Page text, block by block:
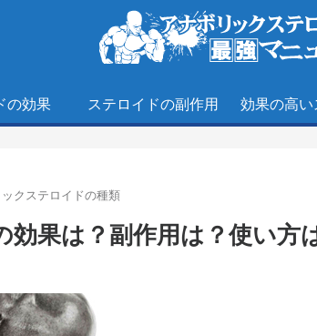
の効果 ステロイドの副作用 効果の高い
クステロイドの種類
果は？副作用は？使い方